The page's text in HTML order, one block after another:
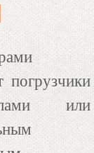
погрузчики
или